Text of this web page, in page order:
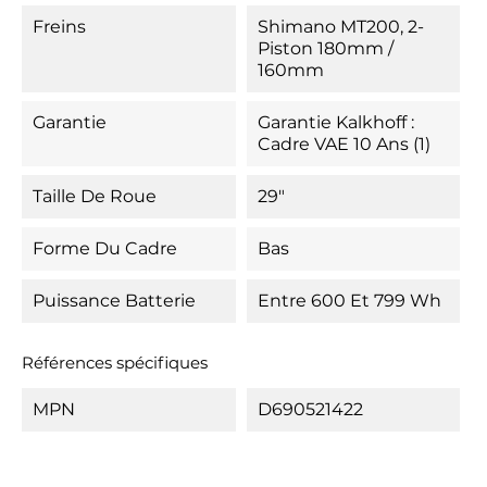
Freins
Shimano MT200, 2-
Piston 180mm /
160mm
Garantie
Garantie Kalkhoff :
Cadre VAE 10 Ans (1)
Taille De Roue 29"
Forme Du Cadre Bas
Puissance Batterie Entre 600 Et 799 Wh
Références spécifiques
MPN D690521422